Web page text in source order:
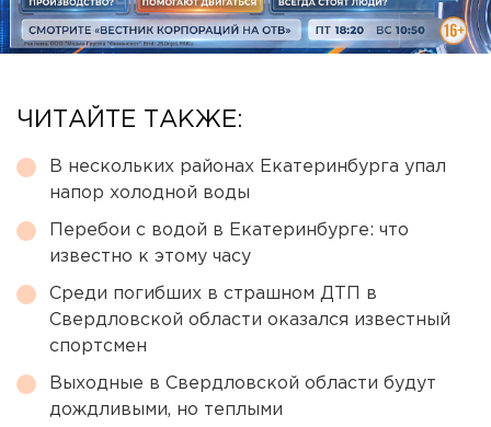
ЧИТАЙТЕ ТАКЖЕ:
В нескольких районах Екатеринбурга упал
напор холодной воды
Перебои с водой в Екатеринбурге: что
известно к этому часу
Среди погибших в страшном ДТП в
Свердловской области оказался известный
спортсмен
Выходные в Свердловской области будут
дождливыми, но теплыми